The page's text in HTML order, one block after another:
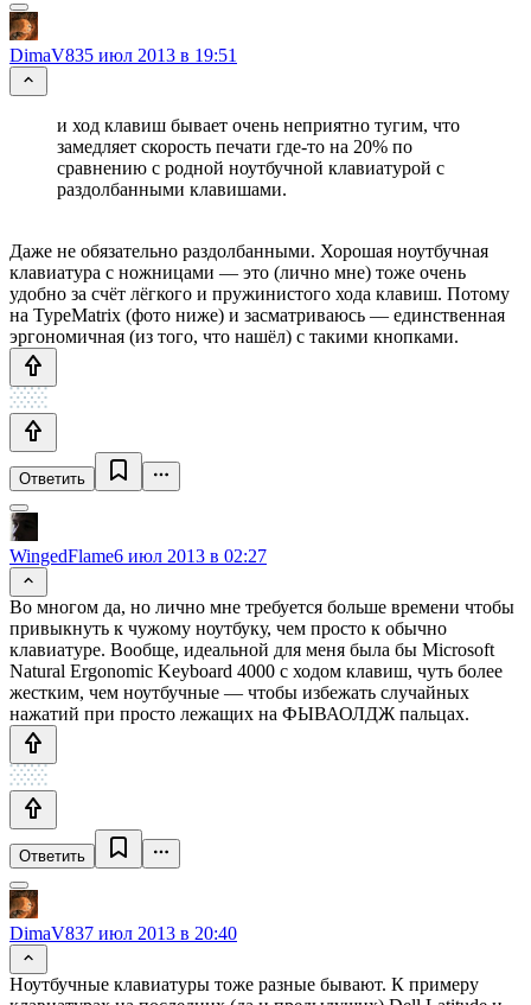
DimaV835 июл 2013 в 19:51
и ход клавиш бывает очень неприятно тугим, что
замедляет скорость печати где-то на 20% по
сравнению с родной ноутбучной клавиатурой с
раздолбанными клавишами.
Даже не обязательно раздолбанными. Хорошая ноутбучная
клавиатура с ножницами — это (лично мне) тоже очень
удобно за счёт лёгкого и пружинистого хода клавиш. Потому
на TypeMatrix (фото ниже) и засматриваюсь — единственная
эргономичная (из того, что нашёл) с такими кнопками.
Ответить
WingedFlame6 июл 2013 в 02:27
Во многом да, но лично мне требуется больше времени чтобы
привыкнуть к чужому ноутбуку, чем просто к обычно
клавиатуре. Вообще, идеальной для меня была бы Microsoft
Natural Ergonomic Keyboard 4000 с ходом клавиш, чуть более
жестким, чем ноутбучные — чтобы избежать случайных
нажатий при просто лежащих на ФЫВАОЛДЖ пальцах.
Ответить
DimaV837 июл 2013 в 20:40
Ноутбучные клавиатуры тоже разные бывают. К примеру